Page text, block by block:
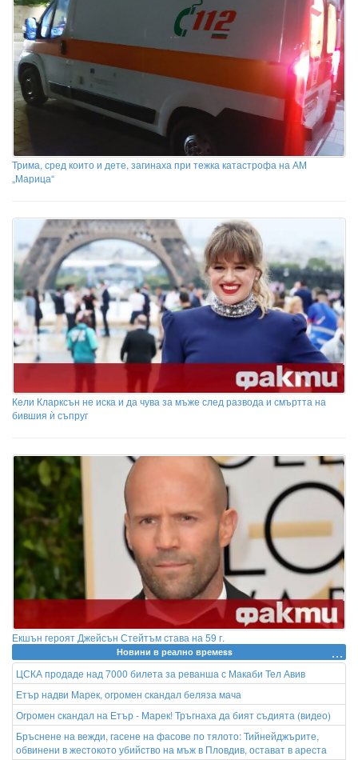
Трима, сред които и дете, загинаха при тежка катастрофа на АМ
„Марица“
Кели Кларксън не иска и да чува за мъже след развода и смъртта на
бившия ѝ съпруг
Екшън героят Джейсън Стейтъм става на 59 г.
Новини в реално времеss
ЦСКА продаде над 7000 билета за реванша с Макаби Тел Авив
Етър надви Марек, огромен скандал беляза мача
Огромен скандал на Етър - Марек! Тръгнаха да бият съдията (видео)
Бръснене на вежди, гасене на фасове по тялото: Тийнейджърите,
обвинени в жестокото убийство на мъж в Пловдив, остават в ареста